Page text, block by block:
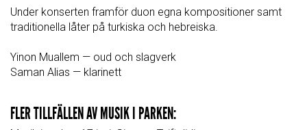
Under konserten framför duon egna kompositioner samt
traditionella låter på turkiska och hebreiska.
Yinon Muallem — oud och slagverk
Saman Alias — klarinett
FLER TILLFÄLLEN AV MUSIK I PARKEN: